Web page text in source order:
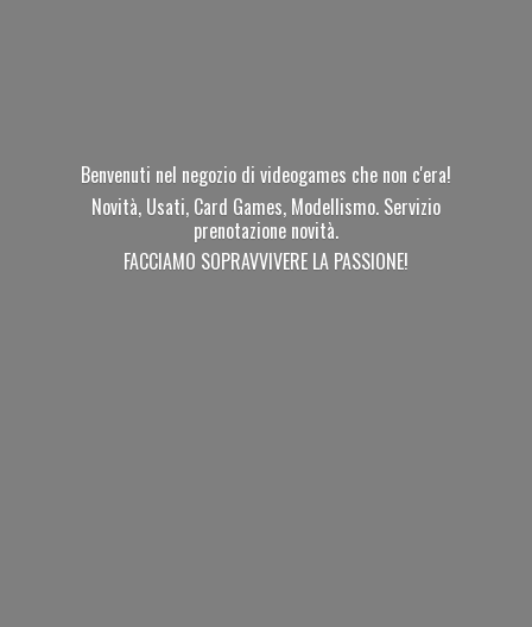
Benvenuti nel negozio di videogames che non c'era!
Novità, Usati, Card Games, Modellismo. Servizio
prenotazione novità.
FACCIAMO SOPRAVVIVERE LA PASSIONE!